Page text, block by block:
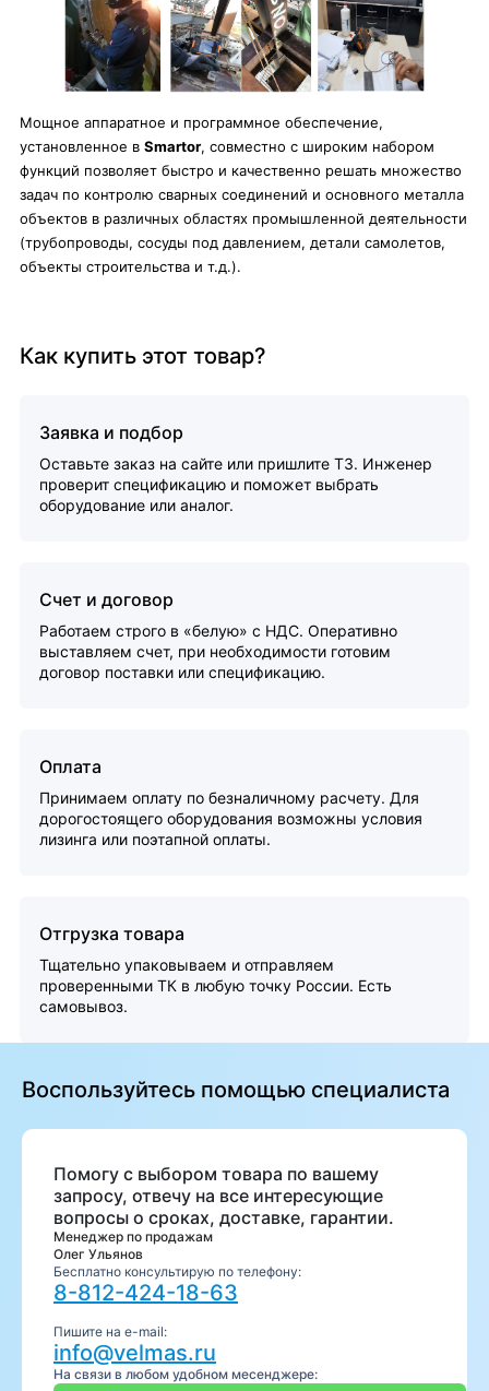
Мощное аппаратное и программное обеспечение,
установленное в Smartor, совместно с широким набором
функций позволяет быстро и качественно решать множество
задач по контролю сварных соединений и основного металла
объектов в различных областях промышленной деятельности
(трубопроводы, сосуды под давлением, детали самолетов,
объекты строительства и т.д.).
Как купить этот товар?
Заявка и подбор
Оставьте заказ на сайте или пришлите ТЗ. Инженер
проверит спецификацию и поможет выбрать
оборудование или аналог.
Счет и договор
Работаем строго в «белую» с НДС. Оперативно
выставляем счет, при необходимости готовим
договор поставки или спецификацию.
Оплата
Принимаем оплату по безналичному расчету. Для
дорогостоящего оборудования возможны условия
лизинга или поэтапной оплаты.
Отгрузка товара
Тщательно упаковываем и отправляем
проверенными ТК в любую точку России. Есть
самовывоз.
Воспользуйтесь помощью специалиста
Помогу с выбором товара по вашему
запросу, отвечу на все интересующие
вопросы о сроках, доставке, гарантии.
Менеджер по продажам
Олег Ульянов
Бесплатно консультирую по телефону:
8-812-424-18-63
Пишите на e-mail:
info@velmas.ru
На связи в любом удобном месенджере: